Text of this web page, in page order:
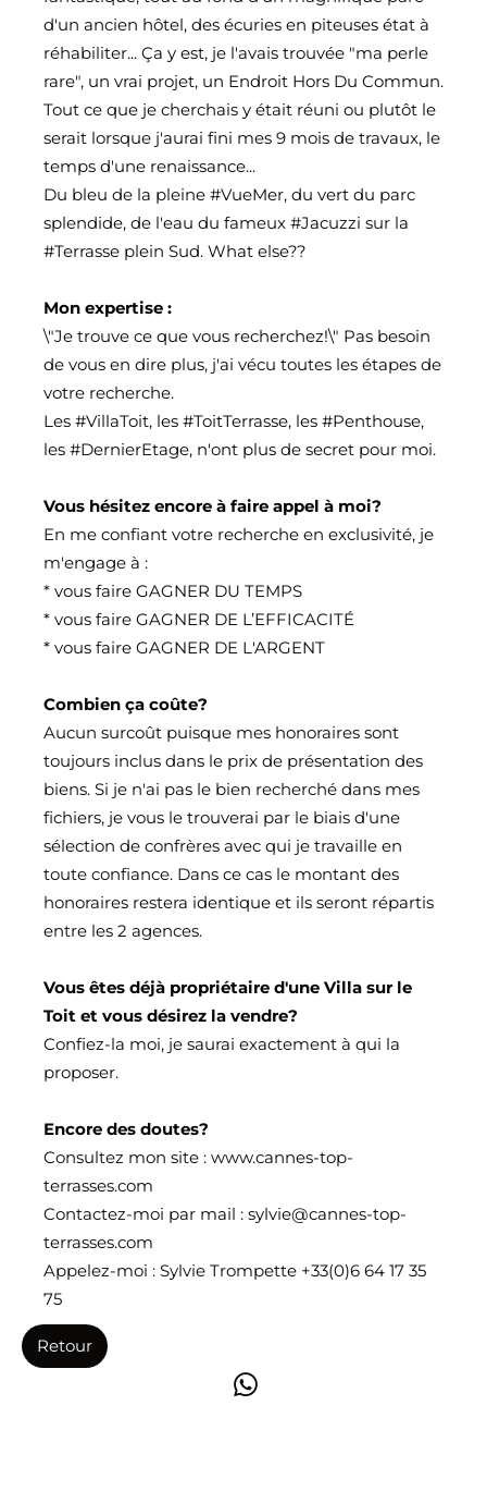
d'un ancien hôtel, des écuries en piteuses état à
réhabiliter... Ça y est, je l'avais trouvée "ma perle
rare", un vrai projet, un Endroit Hors Du Commun.
Tout ce que je cherchais y était réuni ou plutôt le
serait lorsque j'aurai fini mes 9 mois de travaux, le
temps d'une renaissance...
Du bleu de la pleine #VueMer, du vert du parc
splendide, de l'eau du fameux #Jacuzzi sur la
#Terrasse plein Sud. What else??
Mon expertise :
\"Je trouve ce que vous recherchez!\" Pas besoin
de vous en dire plus, j'ai vécu toutes les étapes de
votre recherche.
Les #VillaToit, les #ToitTerrasse, les #Penthouse,
les #DernierEtage, n'ont plus de secret pour moi.
Vous hésitez encore à faire appel à moi?
En me confiant votre recherche en exclusivité, je
m'engage à :
* vous faire GAGNER DU TEMPS
* vous faire GAGNER DE L’EFFICACITÉ
* vous faire GAGNER DE L'ARGENT
Combien ça coûte?
Aucun surcoût puisque mes honoraires sont
toujours inclus dans le prix de présentation des
biens. Si je n'ai pas le bien recherché dans mes
fichiers, je vous le trouverai par le biais d'une
sélection de confrères avec qui je travaille en
toute confiance. Dans ce cas le montant des
honoraires restera identique et ils seront répartis
entre les 2 agences.
Vous êtes déjà propriétaire d'une Villa sur le
Toit et vous désirez la vendre?
Confiez-la moi, je saurai exactement à qui la
proposer.
Encore des doutes?
Consultez mon site : www.cannes-top-
terrasses.com
Contactez-moi par mail : sylvie@cannes-top-
terrasses.com
Appelez-moi : Sylvie Trompette +33(0)6 64 17 35
75
Retour